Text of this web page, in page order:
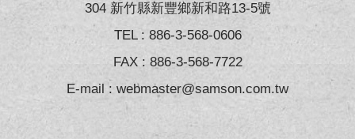
304 新竹縣新豐鄉新和路13-5號
TEL : 886-3-568-0606
FAX : 886-3-568-7722
E-mail : webmaster@samson.com.tw